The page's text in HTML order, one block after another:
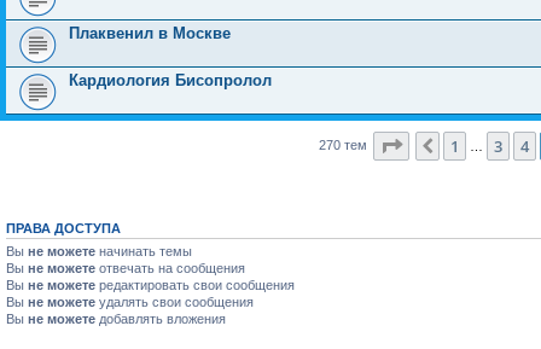
Плаквенил в Москве
Кардиология Бисопролол
270 тем Страница из 11
Пред.
1 3 4
ПРАВА ДОСТУПА
Вы не можете начинать темы
Вы не можете отвечать на сообщения
Вы не можете редактировать свои сообщения
Вы не можете удалять свои сообщения
Вы не можете добавлять вложения